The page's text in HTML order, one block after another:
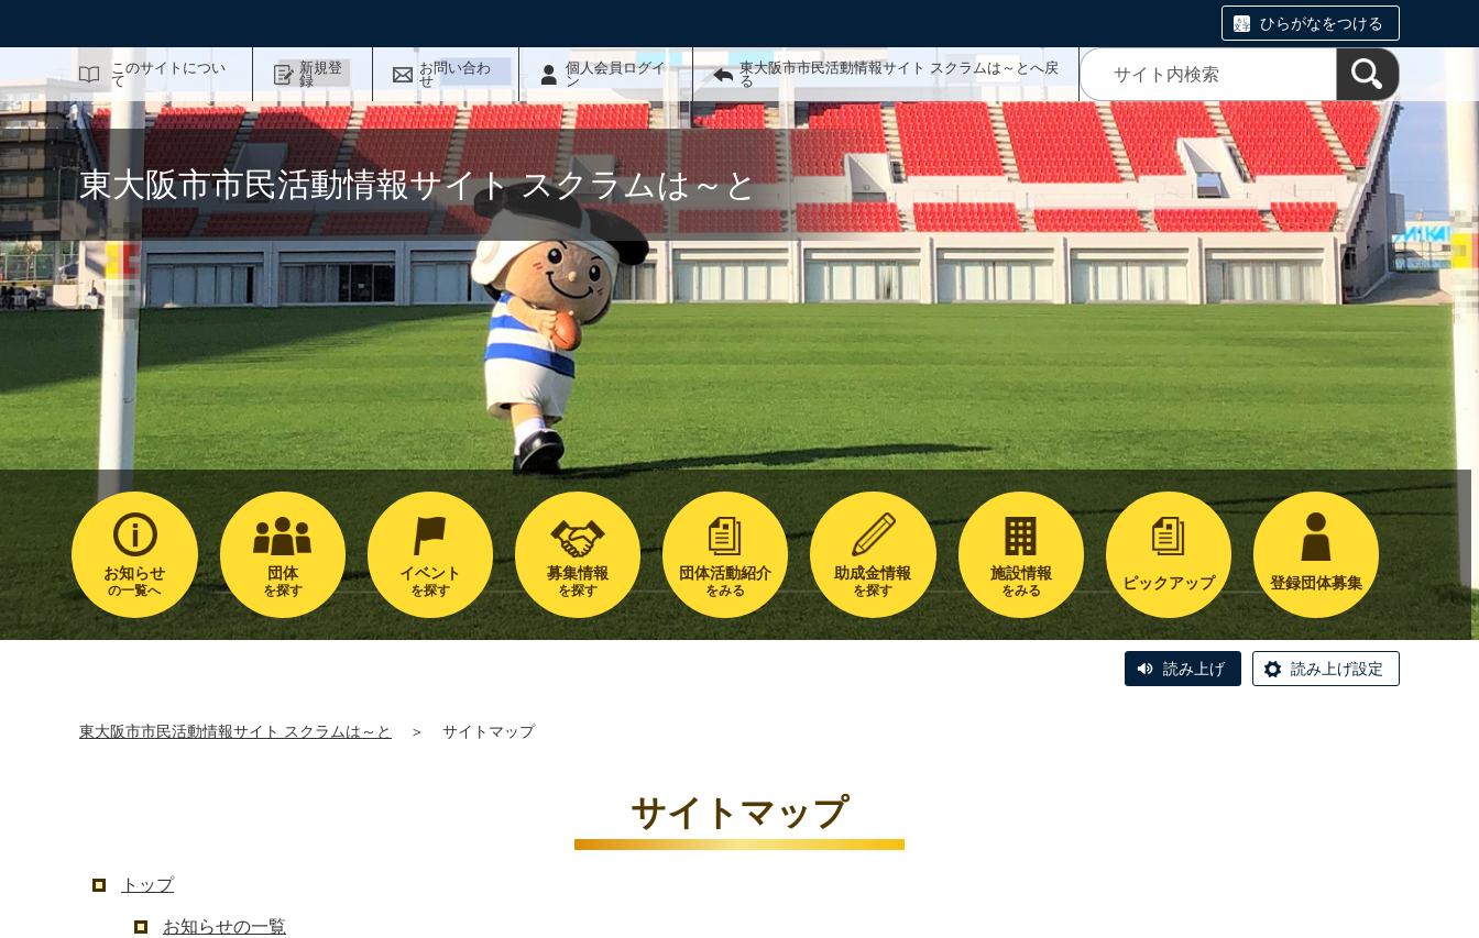
ひらがなをつける
このサイトについ
て
新規登
録
お問い合わ
せ
個人会員ログイ
ン
東大阪市市民活動情報サイト スクラムは～とへ戻
る
東大阪市市民活動情報サイト スクラムは～と
お知らせ
の一覧へ
団体
を探す
イベント
を探す
募集情報
を探す
団体活動紹介
をみる
助成金情報
を探す
施設情報
をみる ピックアップ 登録団体募集
読み上げ 読み上げ設定
東大阪市市民活動情報サイト スクラムは～と ＞ サイトマップ
サイトマップ
トップ
お知らせの一覧